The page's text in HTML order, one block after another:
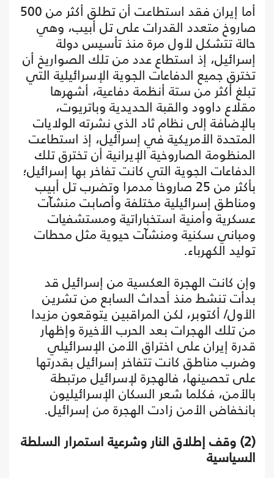
أما إيران فقد استطاعت أن تطلق أكثر من 500
صاروخ متعدد القدرات على تل أبيب، وهي
حالة تتشكل لأول مرة منذ تأسيس دولة
إسرائيل، إذ استطاع عدد من تلك الصواريخ أن
تخترق جميع الدفاعات الجوية الإسرائيلية التي
تبلغ أكثر من ستة أنظمة دفاعية، أشهرها
مقلاع داوود والقبة الحديدية وباتريوت،
بالإضافة إلى نظام ثاد الذي نشرته الولايات
المتحدة الأمريكية في إسرائيل، إذ استطاعت
المنظومة الصاروخية الإيرانية أن تخترق تلك
الدفاعات الجوية التي كانت تفاخر بها إسرائيل؛
بأكثر من 25 صاروخا مدمرا وتضرب تل أبيب
ومناطق إسرائيلية مختلفة وأصابت منشآت
عسكرية وأمنية استخباراتية ومستشفيات
ومباني سكنية ومنشآت حيوية مثل محطات
توليد الكهرباء.
وإن كانت الهجرة العكسية من إسرائيل قد
بدأت تنشط منذ أحداث السابع من تشرين
الأول/ أكتوبر، لكن المراقبين يتوقعون مزيدا
من تلك الهجرات بعد الحرب الأخيرة وإظهار
قدرة إيران على اختراق الأمن الإسرائيلي
وضرب مناطق كانت تتفاخر إسرائيل بقدرتها
على تحصينها، فالهجرة لإسرائيل مرتبطة
بالأمن، فكلما شعر السكان الإسرائيليون
بانخفاض الأمن زادت الهجرة من إسرائيل.
(2) وقف إطلاق النار وشرعية استمرار السلطة
السياسية